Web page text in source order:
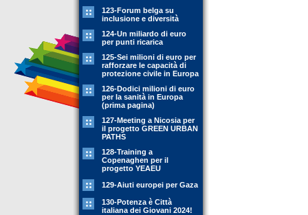
123-Forum belga su
inclusione e diversità
124-Un miliardo di euro
per punti ricarica
125-Sei milioni di euro per
rafforzare le capacità di
protezione civile in Europa
126-Dodici milioni di euro
per la sanità in Europa
(prima pagina)
127-Meeting a Nicosia per
il progetto GREEN URBAN
PATHS
128-Training a
Copenaghen per il
progetto YEAEU
129-Aiuti europei per Gaza
130-Potenza è Città
italiana dei Giovani 2024!